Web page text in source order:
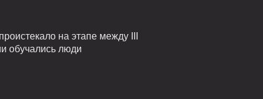
на этапе между III
обучались люди